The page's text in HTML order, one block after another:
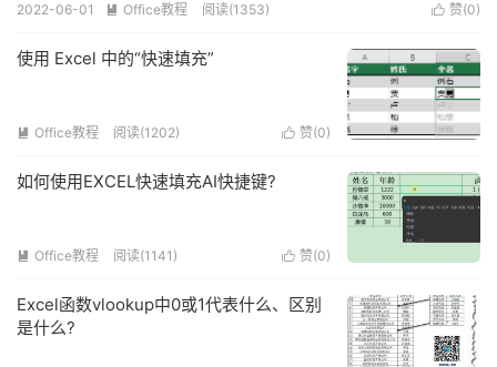
 赞(0)
2022-06-01  Office教程 阅读(1353)
使用 Excel 中的“快速填充”
 赞(0)
 Office教程 阅读(1202)
如何使用EXCEL快速填充AI快捷键?
 赞(0)
 Office教程 阅读(1141)
Excel函数vlookup中0或1代表什么、区别
是什么?